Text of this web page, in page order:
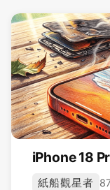
iPhone 18
紙船觀星者